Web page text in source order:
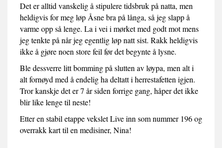
Det er alltid vanskelig å stipulere tidsbruk på natta, men
heldigvis for meg løp Åsne bra på långa, så jeg slapp å
varme opp så lenge. La i vei i mørket med godt mot mens
jeg tenkte på når jeg egentlig løp natt sist. Rakk heldigvis
ikke å gjøre noen store feil før det begynte å lysne.
Ble dessverre litt bomming på slutten av løypa, men alt i
alt fornøyd med å endelig ha deltatt i herrestafetten igjen.
Tror kanskje det er 7 år siden forrige gang, håper det ikke
blir like lenge til neste!
Etter en stabil etappe vekslet Live inn som nummer 196 og
overrakk kart til en medisiner, Nina!